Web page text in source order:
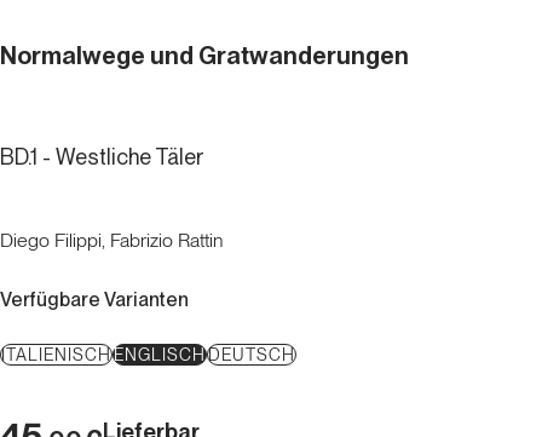
Normalwege und Gratwanderungen
BD.1 - Westliche Täler
Diego Filippi, Fabrizio Rattin
Verfügbare Varianten
ITALIENISCHENGLISCHDEUTSCH
Lieferbar